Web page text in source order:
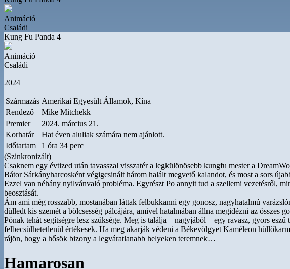
Animáció
Családi
Kung Fu Panda 4
Animáció
Családi
2024
Származás Amerikai Egyesült Államok, Kína
Rendező
Mike Mitchekk
Premier
2024. március 21.
Korhatár
Hat éven aluliak számára nem ajánlott.
Időtartam
1 óra 34 perc
(Szinkronizált)
Csaknem egy évtized után tavasszal visszatér a legkülönösebb kungfu mester a
Bátor Sárkányharcosként végigcsinált három halált megvető kalandot, és most a sors
Ezzel van néhány nyilvánvaló probléma. Egyrészt Po annyit tud a szellemi vezetésről,
beosztását.
Ám ami még rosszabb, mostanában láttak felbukkanni egy gonosz, nagyhatalmú
dülledt kis szemét a bölcsesség pálcájára, amivel hatalmában állna megidézni az összes
Pónak tehát segítségre lesz szüksége. Meg is találja – nagyjából – egy ravasz, gyors
felbecsülhetetlenül értékesek. Ha meg akarják védeni a Békevölgyet Kaméleon
rájön, hogy a hősök bizony a legváratlanabb helyeken teremnek…
Hamarosan